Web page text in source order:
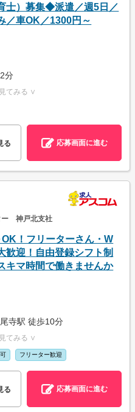
士）募集◆派遣／週5日／
／車OK／1300円～
分
てみる ∨
る 応募画面に進む
ー 神戸北支社
！フリーターさん・W
歓迎！自由登録シフト制
キマ時間で働きませんか
寺駅 徒歩10分
てみる ∨
フリーター歓迎
る 応募画面に進む